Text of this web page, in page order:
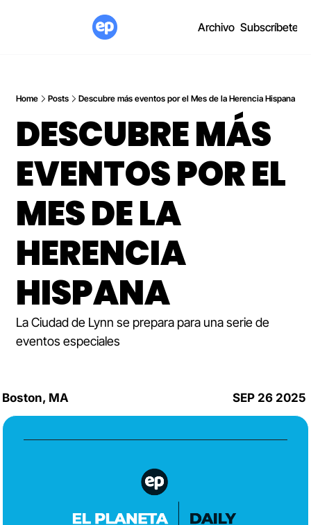
Archivo Subscríbete
Home Posts Descubre más eventos por el Mes de la Herencia Hispana
DESCUBRE MÁS
EVENTOS POR EL
MES DE LA
HERENCIA
HISPANA
La Ciudad de Lynn se prepara para una serie de
eventos especiales
Boston, MA SEP 26 2025